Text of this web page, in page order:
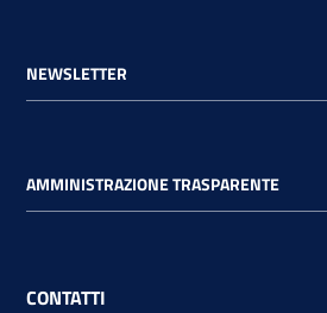
NEWSLETTER
AMMINISTRAZIONE TRASPARENTE
CONTATTI